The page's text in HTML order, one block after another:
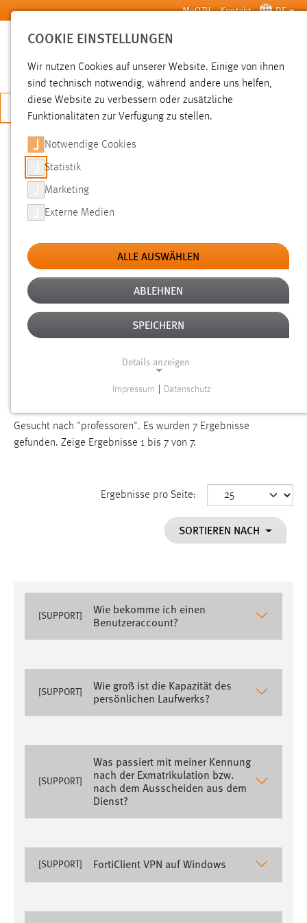
Zum Hauptinhalt springen MyOTH Kontakt DE
SUCHE
JETZT BEWERBEN
SUCHE
FILTER
Typ
Erstellungsdatum
TYP: WIKI
ALLE FILTER ENTFERNEN
Gesucht nach "professoren". Es wurden 7 Ergebnisse
gefunden. Zeige Ergebnisse 1 bis 7 von 7.
Ergebnisse pro Seite:
SORTIEREN NACH
[SUPPORT]
Wie bekomme ich einen
Benutzeraccount?
[SUPPORT]
Wie groß ist die Kapazität des
persönlichen Laufwerks?
[SUPPORT]
Was passiert mit meiner Kennung
nach der Exmatrikulation bzw.
nach dem Ausscheiden aus dem
Dienst?
[SUPPORT] FortiClient VPN auf Windows
COOKIE EINSTELLUNGEN
Wir nutzen Cookies auf unserer Website. Einige von ihnen
sind technisch notwendig, während andere uns helfen,
diese Website zu verbessern oder zusätzliche
Funktionalitäten zur Verfügung zu stellen.
Notwendige Cookies
Statistik
Marketing
Externe Medien
ALLE AUSWÄHLEN
ABLEHNEN
SPEICHERN
Details anzeigen
Notwendige Cookies ermöglichen grundlegende
Funktionen und sind für die einwandfreie Funktion der
Einverständnis
Cookie Laufzeit:
Performance
Name:
gespeichert, ob man eingeloggt ist.
Sprachpräferenz
site-language-preference
Cookie Laufzeit:
Impressum Datenschutz